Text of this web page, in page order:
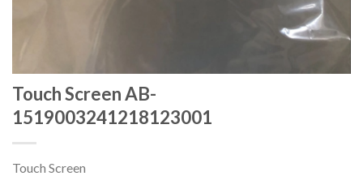
Touch Screen AB-
1519003241218123001
Touch Screen